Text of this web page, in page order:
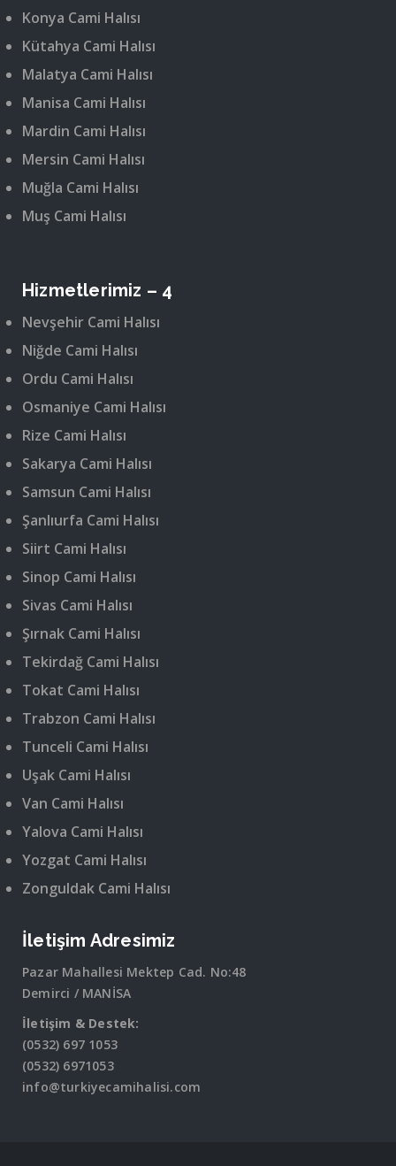
Konya Cami Halısı
Kütahya Cami Halısı
Malatya Cami Halısı
Manisa Cami Halısı
Mardin Cami Halısı
Mersin Cami Halısı
Muğla Cami Halısı
Muş Cami Halısı
Hizmetlerimiz – 4
Nevşehir Cami Halısı
Niğde Cami Halısı
Ordu Cami Halısı
Osmaniye Cami Halısı
Rize Cami Halısı
Sakarya Cami Halısı
Samsun Cami Halısı
Şanlıurfa Cami Halısı
Siirt Cami Halısı
Sinop Cami Halısı
Sivas Cami Halısı
Şırnak Cami Halısı
Tekirdağ Cami Halısı
Tokat Cami Halısı
Trabzon Cami Halısı
Tunceli Cami Halısı
Uşak Cami Halısı
Van Cami Halısı
Yalova Cami Halısı
Yozgat Cami Halısı
Zonguldak Cami Halısı
İletişim Adresimiz
Pazar Mahallesi Mektep Cad. No:48
Demirci / MANİSA
İletişim & Destek:
(0532) 697 1053
(0532) 6971053
info@turkiyecamihalisi.com